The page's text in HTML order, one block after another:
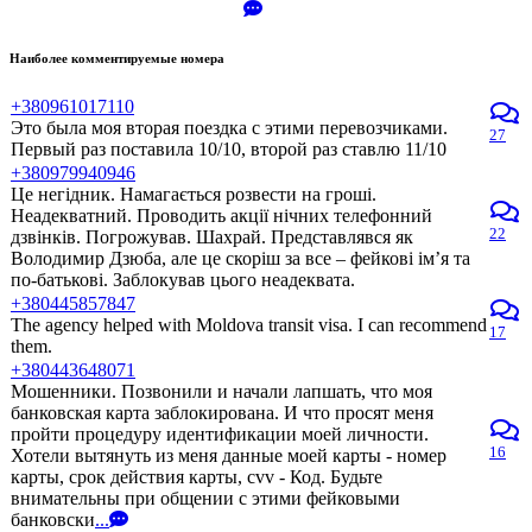
Наиболее комментируемые номера
+380961017110
Это была моя вторая поездка с этими перевозчиками.
Первый раз поставила 10/10, второй раз ставлю 11/10
27
+380979940946
Це негідник. Намагається розвести на гроші.
Неадекватний. Проводить акції нічних телефонний
дзвінків. Погрожував. Шахрай. Представлявся як
Володимир Дзюба, але це скоріш за все – фейкові ім’я та
по-батькові. Заблокував цього неадеквата.
22
+380445857847
The agency helped with Moldova transit visa. I can recommend
them.
17
+380443648071
Мошенники. Позвонили и начали лапшать, что моя
банковская карта заблокирована. И что просят меня
пройти процедуру идентификации моей личности.
Хотели вытянуть из меня данные моей карты - номер
карты, срок действия карты, cvv - Код. Будьте
внимательны при общении с этими фейковыми
банковски...
16